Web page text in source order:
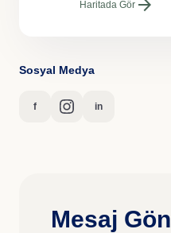
Haritada Gör arrow_forward
Sosyal Medya
f in
Mesaj